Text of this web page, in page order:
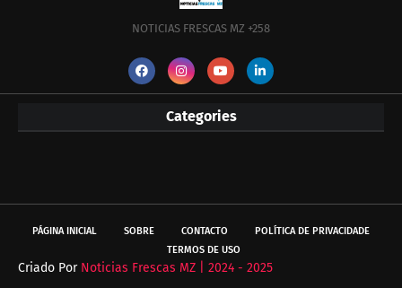
NOTICIAS FRESCAS MZ +258
Categories
PÁGINA INICIAL SOBRE CONTACTO
POLÍTICA DE PRIVACIDADE
TERMOS DE USO
Criado Por Noticias Frescas MZ | 2024 - 2025